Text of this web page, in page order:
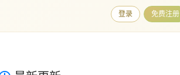
登录 免费注册